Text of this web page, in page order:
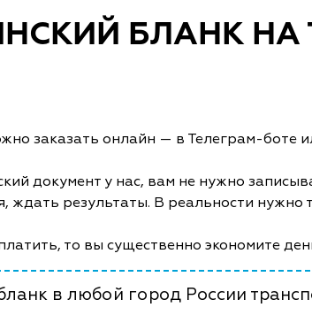
БЛАНК НА
заказать онлайн — в Телеграм-боте
документ у нас, вам не нужно
результаты. В реальности нужно
то вы существенно экономите
в любой город России